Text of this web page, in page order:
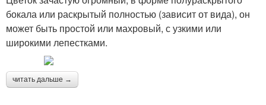
бокала или раскрытый полностью (зависит от вида), он
может быть простой или махровый, с узкими или
широкими лепестками.
читать дальше →